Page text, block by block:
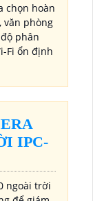
chọn hoàn
văn phòng
phân
Fi ổn định
IPC-
ngoài trời